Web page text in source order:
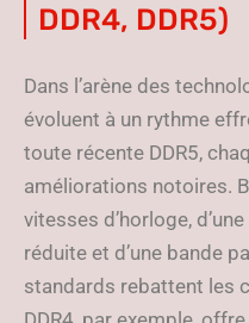
DDR4, DDR5)
Dans l’arène des
évoluent à un rythme
toute récente DDR5,
améliorations notoires.
vitesses d’horloge,
réduite et d’une bande
standards rebattent les